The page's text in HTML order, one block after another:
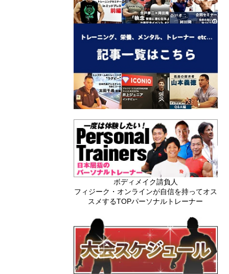
ボディメイク請負人
フィジーク・オンラインが自信を持ってオス
スメするTOPパーソナルトレーナー